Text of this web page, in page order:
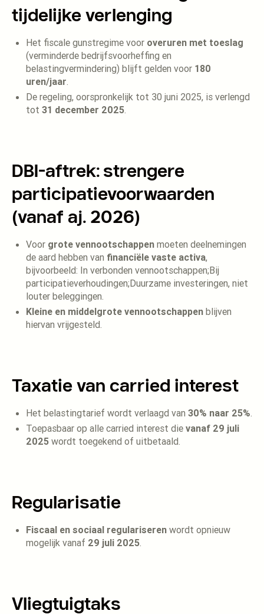
tijdelijke verlenging
Het fiscale gunstregime voor overuren met toeslag
(verminderde bedrijfsvoorheffing en
belastingvermindering) blijft gelden voor 180
uren/jaar
De regeling, oorspronkelijk tot 30 juni 2025, is verlengd
tot 31 december 2025
DBI-aftrek: strengere
participatievoorwaarden
(vanaf aj. 2026)
Voor grote vennootschappen moeten deelnemingen
de aard hebben van financiële vaste activa,
bijvoorbeeld: In verbonden vennootschappen;Bij
participatieverhoudingen;Duurzame investeringen, niet
louter beleggingen.
Kleine en middelgrote vennootschappen blijven
hiervan vrijgesteld.
Taxatie van carried interest
Het belastingtarief wordt verlaagd van 30% naar 25%
Toepasbaar op alle carried interest die vanaf 29 juli
2025 wordt toegekend of uitbetaald.
Regularisatie
Fiscaal en sociaal regulariseren wordt opnieuw
mogelijk vanaf 29 juli 2025
Vliegtuigtaks